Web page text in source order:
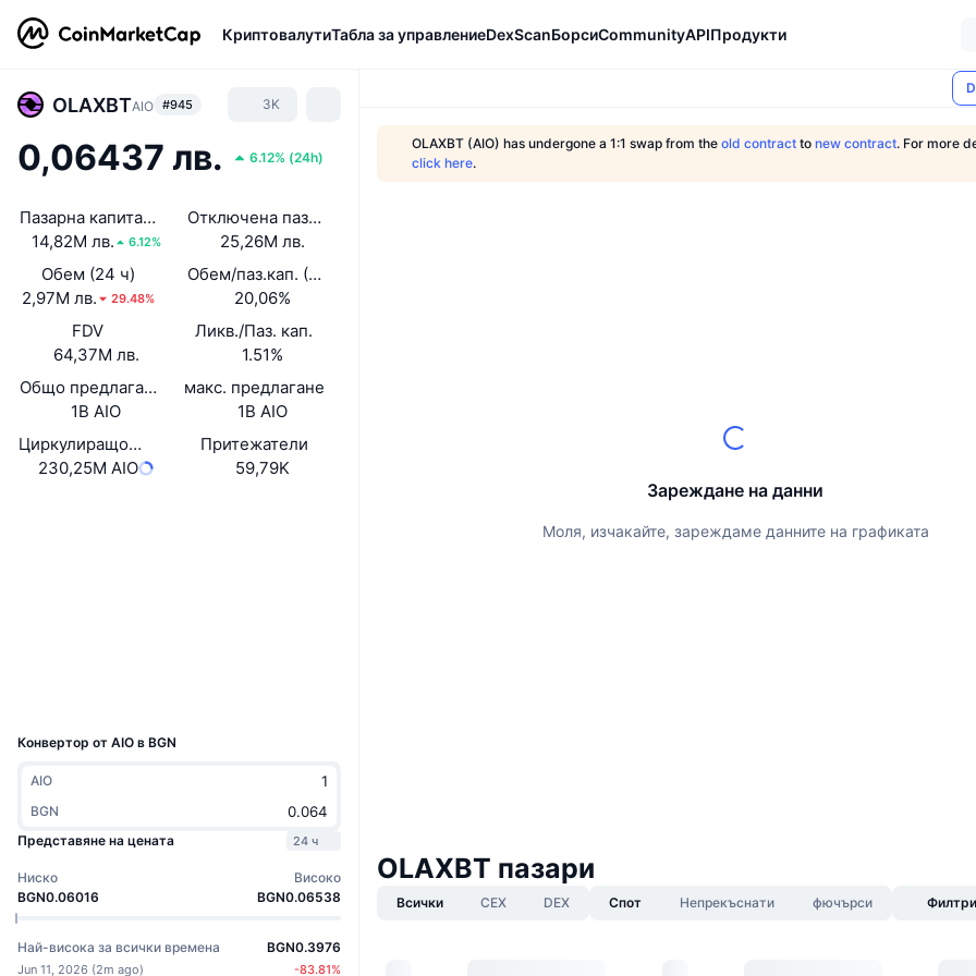
КриптовалутиТабла за управлениеDexScanБорсиCommunityAPIПродукти
OLAXBTAIO #945 3K
0,06437 лв. 6.12% (24h)
Пазарна капитализация
14,82M лв.
6.12%
Отключена пазарна капитализация
25,26M лв.
Обем (24 ч)
2,97M лв.
29.48%
Обем/паз.кап. (24 ч)
20,06%
FDV
64,37M лв.
Ликв./Паз. кап.
1.51%
Общо предлагане
1B AIO
макс. предлагане
1B AIO
Циркулиращо предлагане
230,25M AIO
Притежатели
59,79K
Конвертор от AIO в BGN
AIO
BGN
Представяне на цената
24 ч
Ниско
BGN0.06016
Високо
BGN0.06538
Най-висока за всички времена
Jun 11, 2026 (2m ago)
BGN0.3976
-83.81%
OLAXBT (AIO) has undergone a 1:1 swap from the old contract to new contract. For more
click here.
Зареждане на данни
Моля, изчакайте, зареждаме данните на графиката
OLAXBT пазари
Всички CEX DEX Спот Непрекъснати фючърси Филтри